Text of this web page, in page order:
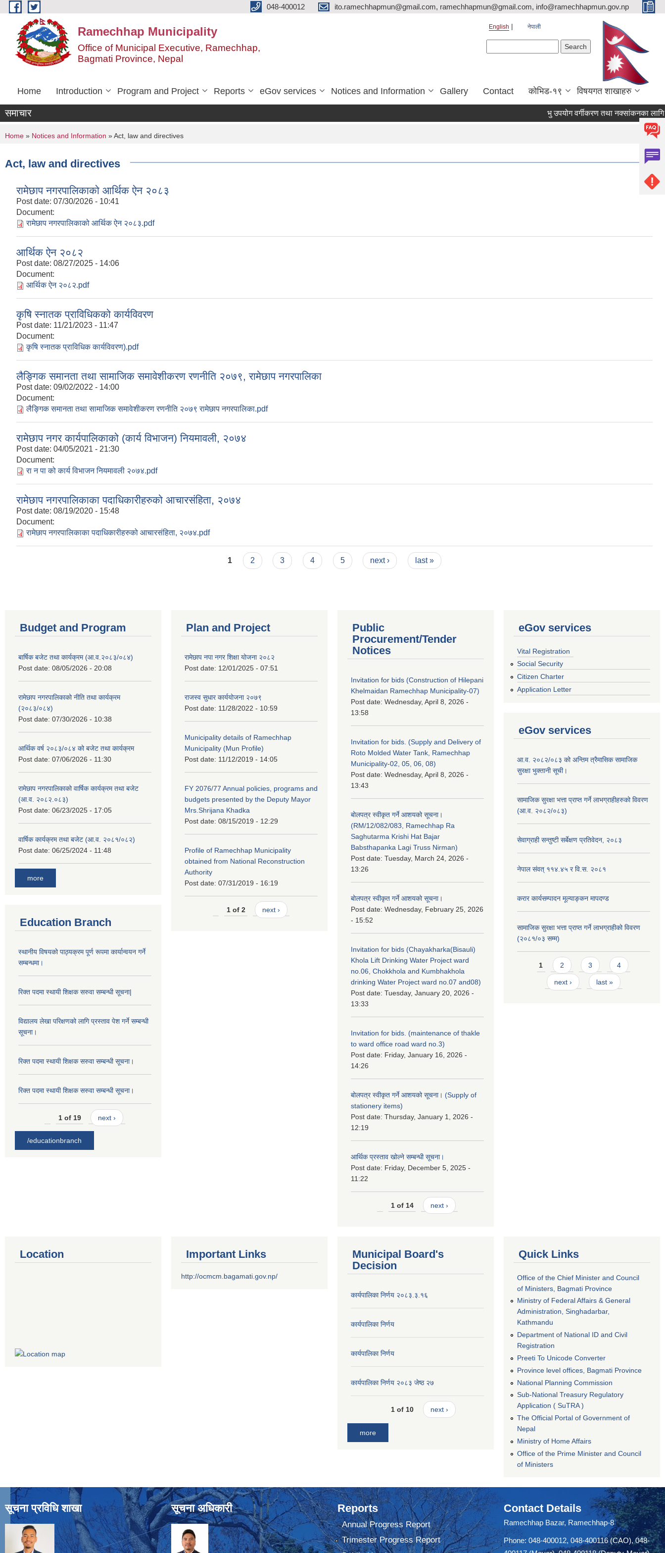
Skip to main content 048-400012 ito.ramechhapmun@gmail.com, ramechhapmun@gmail.com, info@ramechhapmun.gov.np
Ramechhap Municipality
Office of Municipal Executive, Ramechhap,
Bagmati Province, Nepal
English नेपाली
Home Introduction Program and Project Reports eGov services Notices and Information Gallery Contact कोभिड-१९ विषयगत शाखाहरु
समाचार भु उपयोग वर्गीकरण तथा नक्सांकनका लागि
You are here
Home » Notices and Information » Act, law and directives
Act, law and directives
रामेछाप नगरपालिकाको आर्थिक ऐन २०८३
Post date: 07/30/2026 - 10:41
Document:
रामेछाप नगरपालिकाको आर्थिक ऐन २०८३.pdf
आर्थिक ऐन २०८२
Post date: 08/27/2025 - 14:06
Document:
आर्थिक ऐन २०८२.pdf
कृषि स्नातक प्राविधिकको कार्यविवरण
Post date: 11/21/2023 - 11:47
Document:
कृषि स्नातक प्राविधिक कार्यविवरण).pdf
लैङ्गिक समानता तथा सामाजिक समावेशीकरण रणनीति २०७९, रामेछाप नगरपालिका
Post date: 09/02/2022 - 14:00
Document:
लैङ्गिक समानता तथा सामाजिक समावेशीकरण रणनीति २०७९ रामेछाप नगरपालिका.pdf
रामेछाप नगर कार्यपालिकाको (कार्य विभाजन) नियमावली, २०७४
Post date: 04/05/2021 - 21:30
Document:
रा न पा को कार्य विभाजन नियमावली २०७४.pdf
रामेछाप नगरपालिकाका पदाधिकारीहरुको आचारसंहिता, २०७४
Post date: 08/19/2020 - 15:48
Document:
रामेछाप नगरपालिकाका पदाधिकारीहरुको आचारसंहिता, २०७४.pdf
1 2 3 4 5 next › last »
Budget and Program
बार्षिक बजेट तथा कार्यक्रम (आ.व.२०८३/०८४)
Post date: 08/05/2026 - 20:08
रामेछाप नगरपालिकाको नीति तथा कार्यक्रम
(२०८३/०८४)
Post date: 07/30/2026 - 10:38
आर्थिक वर्ष २०८३/०८४ को बजेट तथा कार्यक्रम
Post date: 07/06/2026 - 11:30
रामेछाप नगरपालिकाको वार्षिक कार्यक्रम तथा बजेट
(आ.व. २०८२.०८३)
Post date: 06/23/2025 - 17:05
वार्षिक कार्यक्रम तथा बजेट (आ.व. २०८१/०८२)
Post date: 06/25/2024 - 11:48
more
Education Branch
स्थानीय विषयको पाठ्यक्रम पूर्ण रूपमा कार्यान्वयन गर्ने
सम्बन्धमा।
रिक्त पदमा स्थायी शिक्षक सरुवा सम्बन्धी सूचना|
विद्यालय लेखा परिक्षणको लागि प्रस्ताव पेश गर्ने सम्बन्धी
सूचना।
रिक्त पदमा स्थायी शिक्षक सरुवा सम्बन्धी सूचना।
रिक्त पदमा स्थायी शिक्षक सरुवा सम्बन्धी सूचना।
1 of 19 next ›
/educationbranch
Plan and Project
रामेछाप नपा नगर शिक्षा योजना २०८२
Post date: 12/01/2025 - 07:51
राजस्व सुधार कार्ययोजना २०७९
Post date: 11/28/2022 - 10:59
Municipality details of Ramechhap
Municipality (Mun Profile)
Post date: 11/12/2019 - 14:05
FY 2076/77 Annual policies, programs and
budgets presented by the Deputy Mayor
Mrs.Shrijana Khadka
Post date: 08/15/2019 - 12:29
Profile of Ramechhap Municipality
obtained from National Reconstruction
Authority
Post date: 07/31/2019 - 16:19
1 of 2 next ›
Public
Procurement/Tender
Notices
Invitation for bids (Construction of Hilepani
Khelmaidan Ramechhap Municipality-07)
Post date: Wednesday, April 8, 2026 -
13:58
Invitation for bids. (Supply and Delivery of
Roto Molded Water Tank, Ramechhap
Municipality-02, 05, 06, 08)
Post date: Wednesday, April 8, 2026 -
13:43
बोलपत्र स्वीकृत गर्ने आशयको सूचना।
(RM/12/082/083, Ramechhap Ra
Saghutarma Krishi Hat Bajar
Babsthapanka Lagi Truss Nirman)
Post date: Tuesday, March 24, 2026 -
13:26
बोलपत्र स्वीकृत गर्ने आशयको सूचना।
Post date: Wednesday, February 25, 2026
- 15:52
Invitation for bids (Chayakharka(Bisauli)
Khola Lift Drinking Water Project ward
no.06, Chokkhola and Kumbhakhola
drinking Water Project ward no.07 and08)
Post date: Tuesday, January 20, 2026 -
13:33
Invitation for bids. (maintenance of thakle
to ward office road ward no.3)
Post date: Friday, January 16, 2026 -
14:26
बोलपत्र स्वीकृत गर्ने आशयको सूचना। (Supply of
stationery items)
Post date: Thursday, January 1, 2026 -
12:19
आर्थिक प्रस्ताव खोल्ने सम्बन्धी सूचना।
Post date: Friday, December 5, 2025 -
11:22
1 of 14 next ›
eGov services
Vital Registration
Social Security
Citizen Charter
Application Letter
eGov services
आ.व. २०८२/०८३ को अन्तिम त्रैमासिक सामाजिक
सुरक्षा भुक्तानी सूची।
सामाजिक सुरक्षा भत्ता प्राप्त गर्ने लाभग्राहीहरुको विवरण
(आ.व. २०८२/०८३)
सेवाग्राही सन्तुष्टी सर्बेक्षण प्रतिवेदन, २०८३
नेपाल संवत् ११४.४५ र वि.स. २०८१
करार कार्यसम्पादन मूल्याङ्कन मापदण्ड
सामाजिक सुरक्षा भत्ता प्राप्त गर्ने लाभग्राहीको विवरण
(२०८१/०३ सम्म)
Pages
1 2 3 4
next › last »
Location Important Links
http://ocmcm.bagamati.gov.np/
Municipal Board's
Decision
कार्यपालिका निर्णय २०८३.३.१६
कार्यपालिका निर्णय
कार्यपालिका निर्णय
कार्यपालिका निर्णय २०८३ जेष्ठ २७
1 of 10 next ›
more
Quick Links
Office of the Chief Minister and Council
of Ministers, Bagmati Province
Ministry of Federal Affairs & General
Administration, Singhadarbar,
Kathmandu
Department of National ID and Civil
Registration
Preeti To Unicode Converter
Province level offices, Bagmati Province
National Planning Commission
Sub-National Treasury Regulatory
Application ( SuTRA )
The Official Portal of Government of
Nepal
Ministry of Home Affairs
Office of the Prime Minister and Council
of Ministers
सूचना प्रविधि शाखा सूचना अधिकारी Reports
Annual Progress Report
Trimester Progress Report
Contact Details
Ramechhap Bazar, Ramechhap-8
Phone: 048-400012, 048-400116 (CAO), 048-